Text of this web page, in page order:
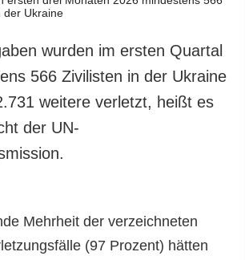
wurden im ersten Quartal
566 Zivilisten in der Ukraine
weitere verletzt, heißt es
der UN-
Mehrheit der verzeichneten
(97 Prozent) hätten